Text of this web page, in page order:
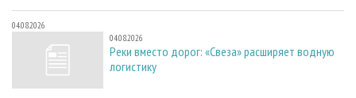
04.08.2026
04.08.2026
Реки вместо дорог: «Свеза» расширяет водную
логистику